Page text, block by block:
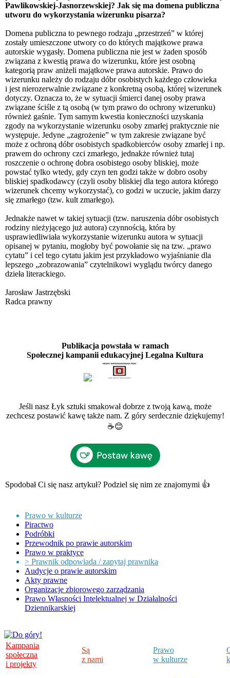
Pawlikowskiej-Jasnorzewskiej? Jak się ma domena publiczna
utworu do wykorzystania wizerunku pisarza?
Domena publiczna to pewnego rodzaju „przestrzeń” w której
zostały umieszczone utwory co do których majątkowe prawa
autorskie wygasły. Domena publiczna nie jest w żaden sposób
związana z kwestią prawa do wizerunku, które jest osobną
kategorią praw aniżeli majątkowe prawa autorskie. Prawo do
wizerunku należy do rodzaju dóbr osobistych każdego człowieka
i jest nierozerwalnie związane z konkretną osobą, której wizerunek
dotyczy. Oznacza to, że w sytuacji śmierci danej osoby prawa
związane ściśle z tą osobą (w tym prawo do ochrony wizerunku)
również gaśnie. Tym samym kwestia konieczności uzyskania
zgody na wykorzystanie wizerunku osoby zmarłej praktycznie nie
występuje. Jedyne „zagrożenie” w tym zakresie związane być
może z ochroną dóbr osobistych spadkobierców osoby zmarłej i np.
prawem do ochrony czci zmarłego, jednakże również tutaj
roszczenie o ochronę dobra osobistego osoby bliskiej, może
powstać tylko wtedy, gdy czyn ten godzi także w dobro osoby
bliskiej spadkodawcy (czyli osoby bliskiej dla tego autora którego
wizerunek chcemy wykorzystać), co godzi w uczucie, jakim darzy
się zmarłego (tzw. kult zmarłego).
Jednakże nawet w takiej sytuacji (tzw. naruszenia dóbr osobistych
rodziny nieżyjącego już autora) czynnością, która by
usprawiedliwiała wykorzystanie wizerunku autora w sytuacji
opisanej w pytaniu, mogłoby być powołanie się na tzw. „prawo
cytatu” i cel tego cytatu jakim jest przykładowo wyjaśnianie dla
lepszego „zobrazowania” czytelnikowi wyglądu twórcy danego
dzieła literackiego.
Jarosław Jastrzębski
Radca prawny
Publikacja powstała w ramach
Społecznej kampanii edukacyjnej Legalna Kultura
Jeśli nasz Łyk sztuki smakował dobrze z twoją kawą, może
zechcesz postawić kawę także nam. Z góry serdecznie dziękujemy!
☕️😊
Spodobał Ci się nasz artykuł? Podziel się nim ze znajomymi 👍
Prawo w kulturze
Piractwo
Podróbki
Przewodnik po prawie autorskim
Prawo w praktyce
> Prawnik odpowiada / zapytaj prawnika
Audycje o prawie autorskim
Akty prawne
Organizacje zbiorowego zarządzania
Prawo Własności Intelektualnej w Działalności
Dziennikarskiej
Kampania
społeczna
i projekty
Są
z nami
Prawo
w kulturze